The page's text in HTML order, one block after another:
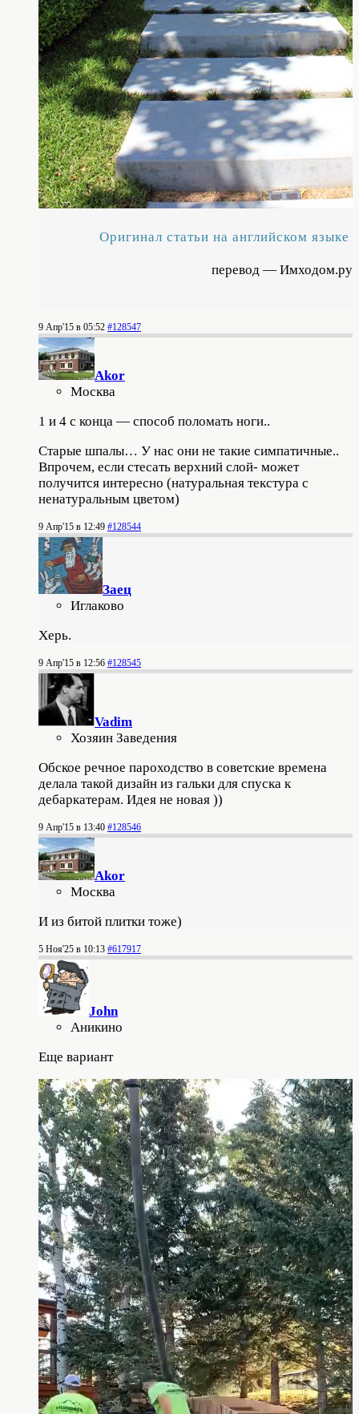
Оригинал статьи на английском языке
перевод — Имходом.ру
9 Апр'15 в 05:52 #128547
Akor
Москва
1 и 4 с конца — способ поломать ноги..
Старые шпалы… У нас они не такие симпатичные..
Впрочем, если стесать верхний слой- может
получится интересно (натуральная текстура с
ненатуральным цветом)
9 Апр'15 в 12:49 #128544
Заец
Иглаково
Херь.
9 Апр'15 в 12:56 #128545
Vadim
Хозяин Заведения
Обское речное пароходство в советские времена
делала такой дизайн из гальки для спуска к
дебаркатерам. Идея не новая ))
9 Апр'15 в 13:40 #128546
Akor
Москва
И из битой плитки тоже)
5 Ноя'25 в 10:13 #617917
John
Аникино
Еще вариант